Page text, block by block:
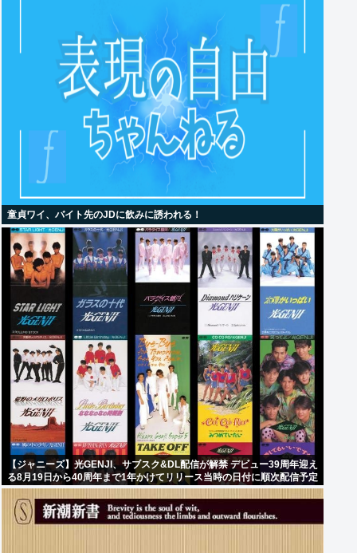
童貞ワイ、バイト先のJDに飲みに誘われる！
【ジャニーズ】光GENJI、サブスク&DL配信が解禁 デビュー39周年迎え
る8月19日から40周年まで1年かけてリリース当時の日付に順次配信予定